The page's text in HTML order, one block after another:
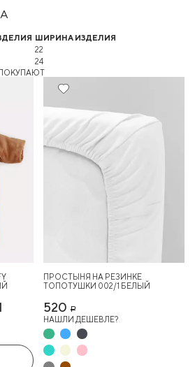
ШИРИНА ИЗДЕЛИЯ
22
24
ПРОСТЫНЯ НА РЕЗИНКЕ
ТОПОТУШКИ 002/1 БЕЛЫЙ
520 Р
НАШЛИ ДЕШЕВЛЕ?